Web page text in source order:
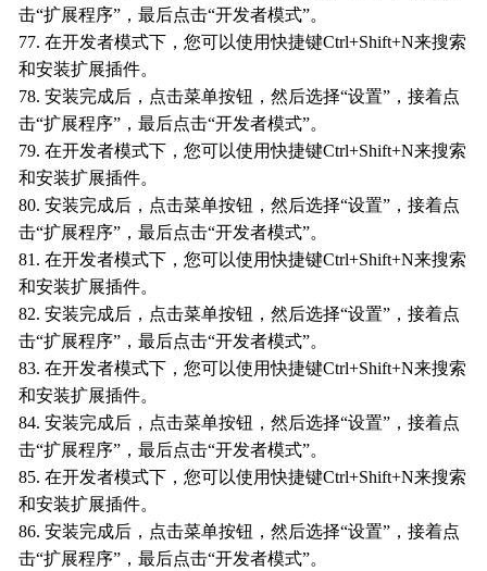
击“扩展程序”，最后点击“开发者模式”。
77. 在开发者模式下，您可以使用快捷键Ctrl+Shift+N来搜索
和安装扩展插件。
78. 安装完成后，点击菜单按钮，然后选择“设置”，接着点
击“扩展程序”，最后点击“开发者模式”。
79. 在开发者模式下，您可以使用快捷键Ctrl+Shift+N来搜索
和安装扩展插件。
80. 安装完成后，点击菜单按钮，然后选择“设置”，接着点
击“扩展程序”，最后点击“开发者模式”。
81. 在开发者模式下，您可以使用快捷键Ctrl+Shift+N来搜索
和安装扩展插件。
82. 安装完成后，点击菜单按钮，然后选择“设置”，接着点
击“扩展程序”，最后点击“开发者模式”。
83. 在开发者模式下，您可以使用快捷键Ctrl+Shift+N来搜索
和安装扩展插件。
84. 安装完成后，点击菜单按钮，然后选择“设置”，接着点
击“扩展程序”，最后点击“开发者模式”。
85. 在开发者模式下，您可以使用快捷键Ctrl+Shift+N来搜索
和安装扩展插件。
86. 安装完成后，点击菜单按钮，然后选择“设置”，接着点
击“扩展程序”，最后点击“开发者模式”。